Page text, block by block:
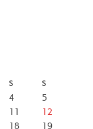
S S
4
5
11
12
18 19